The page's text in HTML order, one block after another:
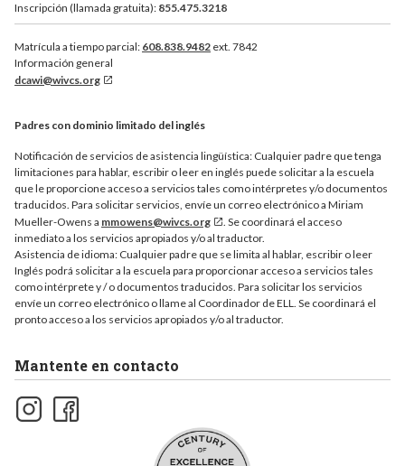
Inscripción (llamada gratuita): 855.475.3218
Matrícula a tiempo parcial: 608.838.9482 ext. 7842
Información general
dcawi@wivcs.org
Padres con dominio limitado del inglés
Notificación de servicios de asistencia lingüística: Cualquier padre que tenga
limitaciones para hablar, escribir o leer en inglés puede solicitar a la escuela
que le proporcione acceso a servicios tales como intérpretes y/o documentos
traducidos. Para solicitar servicios, envíe un correo electrónico a Miriam
Mueller-Owens a mmowens@wivcs.org
. Se coordinará el acceso
inmediato a los servicios apropiados y/o al traductor.
Asistencia de idioma: Cualquier padre que se limita al hablar, escribir o leer
Inglés podrá solicitar a la escuela para proporcionar acceso a servicios tales
como intérprete y / o documentos traducidos. Para solicitar los servicios
envíe un correo electrónico o llame al Coordinador de ELL. Se coordinará el
pronto acceso a los servicios apropiados y/o al traductor.
Mantente en contacto